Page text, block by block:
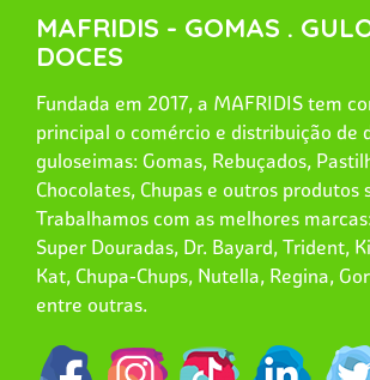
MAFRIDIS - GOMAS .
DOCES
Fundada em 2017, a MAFRIDIS tem
principal o comércio e distribuição de
guloseimas: Gomas, Rebuçados,
Chocolates, Chupas e outros produtos
Trabalhamos com as melhores
Super Douradas, Dr. Bayard, Trident,
Kat, Chupa-Chups, Nutella, Regina,
entre outras.